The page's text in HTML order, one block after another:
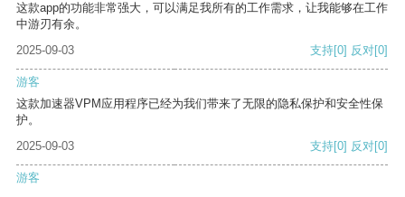
这款app的功能非常强大，可以满足我所有的工作需求，让我能够在工作
中游刃有余。
2025-09-03
支持[0] 反对[0]
游客
这款加速器VPM应用程序已经为我们带来了无限的隐私保护和安全性保
护。
2025-09-03
支持[0] 反对[0]
游客